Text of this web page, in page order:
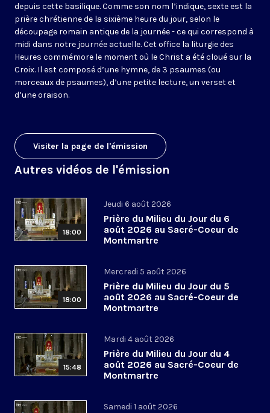
depuis cette basilique. Comme son nom l’indique, sexte est la
prière chrétienne de la sixième heure du jour, selon le
découpage romain antique de la journée - ce qui correspond à
midi dans notre journée actuelle. Cet office la liturgie des
Heures commémore le moment où le Christ a été cloué sur la
Croix. Il est composé d’une hymne, de 3 psaumes (ou
morceaux de psaumes), d’une petite lecture, un verset et
d’une oraison.
Visiter la page de l'émission
Autres vidéos de l'émission
18:00
Jeudi 6 août 2026
Prière du Milieu du Jour du 6
août 2026 au Sacré-Coeur de
Montmartre
18:00
Mercredi 5 août 2026
Prière du Milieu du Jour du 5
août 2026 au Sacré-Coeur de
Montmartre
15:48
Mardi 4 août 2026
Prière du Milieu du Jour du 4
août 2026 au Sacré-Coeur de
Montmartre
Samedi 1 août 2026